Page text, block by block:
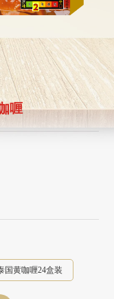
喱
国黄咖喱24盒装